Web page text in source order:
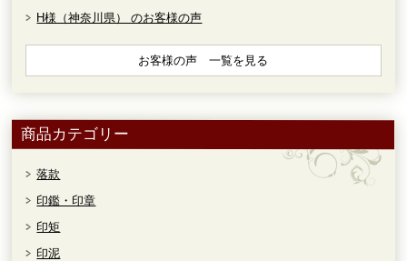
H様（神奈川県） のお客様の声
お客様の声 一覧を見る
商品カテゴリー
落款
印鑑・印章
印矩
印泥